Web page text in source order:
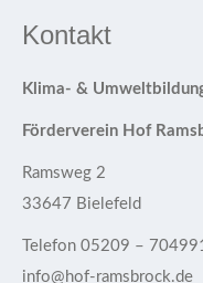
Kontakt
Klima- &
Förderverein Hof
Ramsweg 2
33647 Bielefeld
Telefon 05209 –
info@hof-ramsbrock.de